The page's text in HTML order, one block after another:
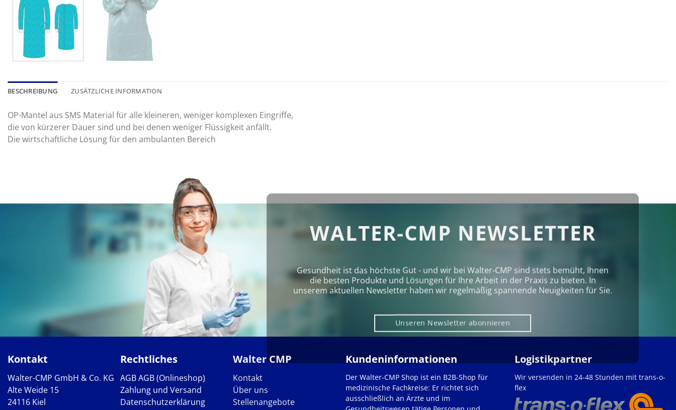
BESCHREIBUNG ZUSÄTZLICHE INFORMATION
OP-Mantel aus SMS Material für alle kleineren, weniger komplexen Eingriffe,
die von kürzerer Dauer sind und bei denen weniger Flüssigkeit anfällt.
Die wirtschaftliche Lösung für den ambulanten Bereich
WALTER-CMP NEWSLETTER
Gesundheit ist das höchste Gut - und wir bei Walter‑CMP sind stets bemüht, Ihnen
die besten Produkte und Lösungen für Ihre Arbeit in der Praxis zu bieten. In
unserem aktuellen Newsletter haben wir regelmäßig spannende Neuigkeiten für Sie.
Unseren Newsletter abonnieren
Kontakt
Walter-CMP GmbH & Co. KG
Alte Weide 15
24116 Kiel
Rechtliches
AGBAGB (Onlineshop)
Zahlung und Versand
Datenschutzerklärung
Walter CMP
Kontakt
Über uns
Stellenangebote
Kundeninformationen
Der Walter-CMP Shop ist ein B2B-Shop für
medizinische Fachkreise: Er richtet sich
ausschließlich an Ärzte und im
Logistikpartner
Wir versenden in 24-48 Stunden mit trans-o-
flex